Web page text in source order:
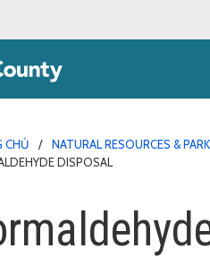
CHỦ NATURAL RESOURCES &
DISPOSAL